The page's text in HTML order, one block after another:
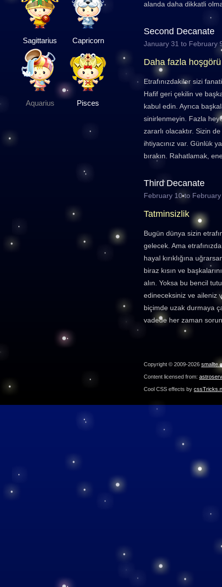
Sagittarius Capricorn
Aquarius Pisces
alanda daha dikkatli
Second Decanate
January 31 to February
Daha fazla hoşgörü
Etrafınızdakiler sizi
Hafif geri çekilin ve
kabul edin. Ayrıca
sinirlenmeyin. Fazla
zararlı olacaktır. Sizin
ihtiyacınız var. Günlük
bırakın. Rahatlamak,
Third Decanate
February 10 to
Tatminsizlik
Bugün dünya sizin
gelecek. Ama
hayal kırıklığına
biraz kısın ve
alın. Yoksa bu bencil
edineceksiniz ve aileniz
biçimde uzak durmaya
vadede her zaman
Copyright © 2009-2026
Content licensed from:
Cool CSS effects by